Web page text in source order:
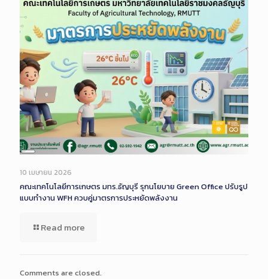
Long
Description
10 เมษายน 2026
คณะเทคโนโลยีการเกษตร มทร.ธัญบุรี รุกนโยบาย Green Office ปรับรูป
แบบทำงาน WFH ควบคู่มาตรการประหยัดพลังงาน
Read more
Comments are closed.